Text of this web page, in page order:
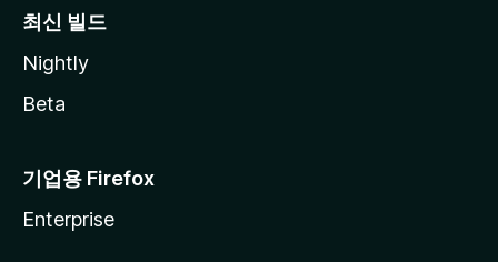
최신 빌드
Nightly
Beta
기업용 Firefox
Enterprise